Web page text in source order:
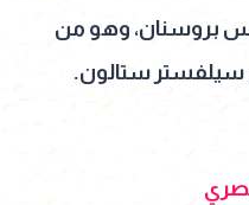
بروسنان، وهو من
سيلفستر ستالون.